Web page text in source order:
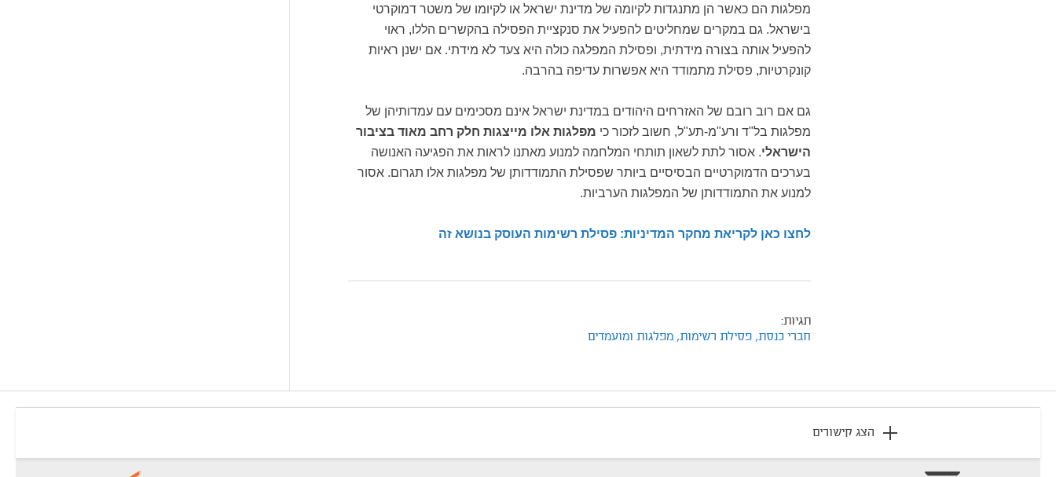
מפלגות הם כאשר הן מתנגדות לקיומה של מדינת ישראל או לקיומו של משטר דמוקרטי
בישראל. גם במקרים שמחליטים להפעיל את סנקציית הפסילה בהקשרים הללו, ראוי
להפעיל אותה בצורה מידתית, ופסילת המפלגה כולה היא צעד לא מידתי. אם ישנן ראיות
קונקרטיות, פסילת מתמודד היא אפשרות עדיפה בהרבה.
גם אם רוב רובם של האזרחים היהודים במדינת ישראל אינם מסכימים עם עמדותיהן של
מפלגות בל"ד ורע"מ-תע"ל, חשוב לזכור כי מפלגות אלו מייצגות חלק רחב מאוד בציבור
הישראלי. אסור לתת לשאון תותחי המלחמה למנוע מאתנו לראות את הפגיעה האנושה
בערכים הדמוקרטיים הבסיסיים ביותר שפסילת התמודדותן של מפלגות אלו תגרום. אסור
למנוע את התמודדותן של המפלגות הערביות.
לחצו כאן לקריאת מחקר המדיניות: פסילת רשימות העוסק בנושא זה
תגיות:
חברי כנסת, פסילת רשימות, מפלגות ומועמדים
footer
הצג קישורים